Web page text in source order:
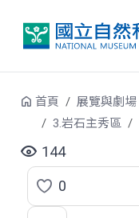
首頁 展覽與劇場
3.岩石主秀區
144
點
0